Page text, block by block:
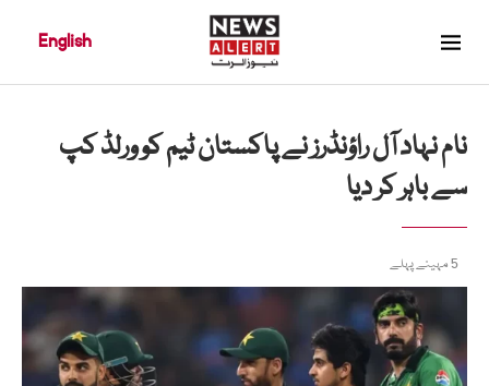
English
نام نہاد آل راؤنڈرز نے پاکستان ٹیم کو ورلڈ کپ
سے باہر کر دیا
5 مہینے پہلے